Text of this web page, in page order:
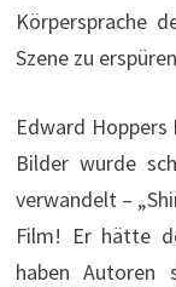
Körpersprache
Szene zu
Edward
Bilder wurde
verwandelt –
Film! Er hätte
haben Autoren